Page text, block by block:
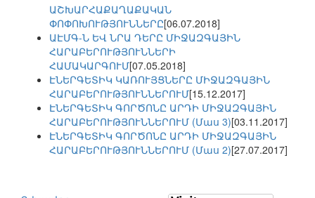
ԱՇԽԱՐՀԱՔԱՂԱՔԱԿԱՆ
ՓՈՓՈԽՈՒԹՅՈՒՆՆԵՐԸ[06.07.2018]
ԱԷՄԳ-Ն ԵՎ ՆՐԱ ԴԵՐԸ ՄԻՋԱԶԳԱՅԻՆ
ՀԱՐԱԲԵՐՈՒԹՅՈՒՆՆԵՐԻ
ՀԱՄԱԿԱՐԳՈՒՄ[07.05.2018]
ԷՆԵՐԳԵՏԻԿ ԿԱՌՈՒՅՑՆԵՐԸ ՄԻՋԱԶԳԱՅԻՆ
ՀԱՐԱԲԵՐՈՒԹՅՈՒՆՆԵՐՈՒՄ[15.12.2017]
ԷՆԵՐԳԵՏԻԿ ԳՈՐԾՈՆԸ ԱՐԴԻ ՄԻՋԱԶԳԱՅԻՆ
ՀԱՐԱԲԵՐՈՒԹՅՈՒՆՆԵՐՈՒՄ (Մաս 3)[03.11.2017]
ԷՆԵՐԳԵՏԻԿ ԳՈՐԾՈՆԸ ԱՐԴԻ ՄԻՋԱԶԳԱՅԻՆ
ՀԱՐԱԲԵՐՈՒԹՅՈՒՆՆԵՐՈՒՄ (Մաս 2)[27.07.2017]